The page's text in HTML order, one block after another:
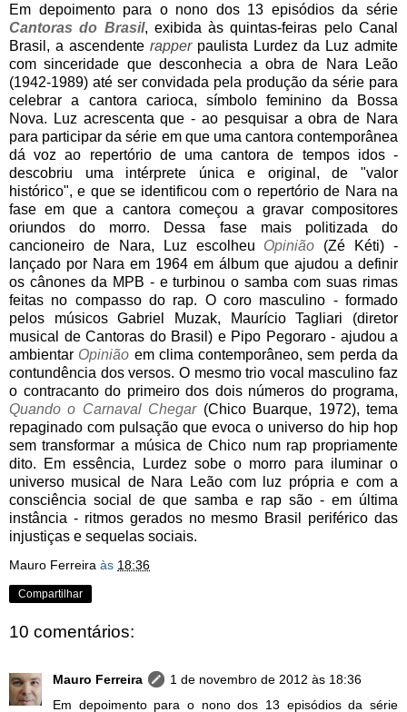
Em depoimento para o nono dos 13 episódios da série
Cantoras do Brasil, exibida às quintas-feiras pelo Canal
Brasil, a ascendente rapperpaulista Lurdez da Luz admite
com sinceridade que desconhecia a obra de Nara Leão
(1942-1989) até ser convidada pela produção da série para
celebrar a cantora carioca, símbolo feminino da Bossa
Nova. Luz acrescenta que - ao pesquisar a obra de Nara
para participar da série em que uma cantora contemporânea
dá voz ao repertório de uma cantora de tempos idos -
descobriu uma intérprete única e original, de "valor
histórico", e que se identificou com o repertório de Nara na
fase em que a cantora começou a gravar compositores
oriundos do morro. Dessa fase mais politizada do
cancioneiro de Nara, Luz escolheu Opinião (Zé Kéti) -
lançado por Nara em 1964 em álbum que ajudou a definir
os cânones da MPB - e turbinou o samba com suas rimas
feitas no compasso do rap. O coro masculino - formado
pelos músicos Gabriel Muzak, Maurício Tagliari (diretor
musical de Cantoras do Brasil) e Pipo Pegoraro - ajudou a
ambientar Opinião em clima contemporâneo, sem perda da
contundência dos versos. O mesmo trio vocal masculino faz
o contracanto do primeiro dos dois números do programa,
Quando o Carnaval Chegar (Chico Buarque, 1972), tema
repaginado com pulsação que evoca o universo do hip hop
sem transformar a música de Chico num rap propriamente
dito. Em essência, Lurdez sobe o morro para iluminar o
universo musical de Nara Leão com luz própria e com a
consciência social de que samba e rap são - em última
instância - ritmos gerados no mesmo Brasil periférico das
injustiças e sequelas sociais.
Mauro Ferreira às 18:36
Compartilhar
10 comentários:
Mauro Ferreira
1 de novembro de 2012 às 18:36
Em depoimento para o nono dos 13 episódios da série